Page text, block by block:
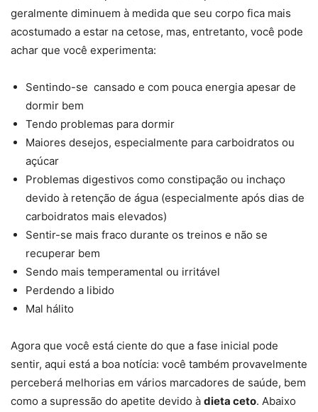
geralmente diminuem à medida que seu corpo fica mais
acostumado a estar na cetose, mas, entretanto, você pode
achar que você experimenta:
Sentindo-se cansado e com pouca energia apesar de
dormir bem
Tendo problemas para dormir
Maiores desejos, especialmente para carboidratos ou
açúcar
Problemas digestivos como constipação ou inchaço
devido à retenção de água (especialmente após dias de
carboidratos mais elevados)
Sentir-se mais fraco durante os treinos e não se
recuperar bem
Sendo mais temperamental ou irritável
Perdendo a libido
Mal hálito
Agora que você está ciente do que a fase inicial pode
sentir, aqui está a boa notícia: você também provavelmente
perceberá melhorias em vários marcadores de saúde, bem
como a supressão do apetite devido à dieta ceto. Abaixo